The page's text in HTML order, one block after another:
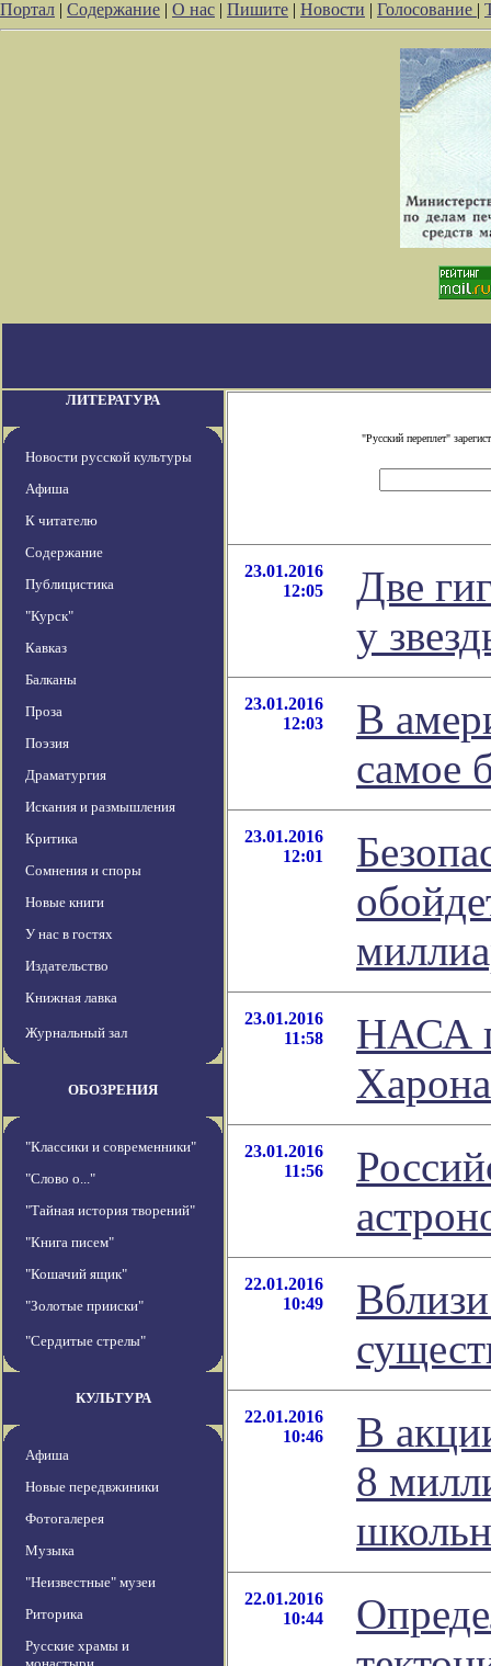
Портал | Содержание | О нас | Пишите | Новости | Голосование |
ЛИТЕРАТУРА
Новости русской культуры
Афиша
К читателю
Содержание
Публицистика
"Курск"
Кавказ
Балканы
Проза
Поэзия
Драматургия
Искания и размышления
Критика
Сомнения и споры
Новые книги
У нас в гостях
Издательство
Книжная лавка
Журнальный зал
ОБОЗРЕНИЯ
"Классики и современники"
"Слово о..."
"Тайная история творений"
"Книга писем"
"Кошачий ящик"
"Золотые прииски"
"Сердитые стрелы"
КУЛЬТУРА
Афиша
Новые передвжиники
Фотогалерея
Музыка
"Неизвестные" музеи
Риторика
Русские храмы и
"Русский переплет"
23.01.2016
12:05
Две
у
23.01.2016
12:03
В
самое
23.01.2016
12:01
23.01.2016
11:58
НАСА
Харона
23.01.2016
11:56
22.01.2016
10:49
22.01.2016
10:46
В
8
22.01.2016
10:44